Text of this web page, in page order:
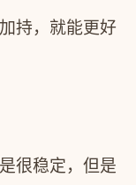
持，就能更好
很稳定，但是